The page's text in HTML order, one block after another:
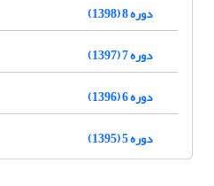
دوره 8 (1398)
دوره 7 (1397)
دوره 6 (1396)
دوره 5 (1395)